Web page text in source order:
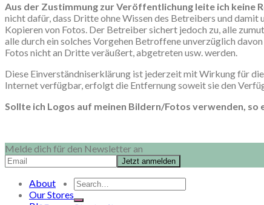
Aus der Zustimmung zur Veröffentlichung leite ich keine
nicht dafür, dass Dritte ohne Wissen des Betreibers und
Kopieren von Fotos. Der Betreiber sichert jedoch zu, alle
alle durch ein solches Vorgehen Betroffene unverzüglich
Fotos nicht an Dritte veräußert, abgetreten usw. werden.
Diese Einverständniserklärung ist jederzeit mit Wirkung für
Internet verfügbar, erfolgt die Entfernung soweit sie den
Sollte ich Logos auf meinen Bildern/Fotos verwenden,
Melde dich für den Newsletter an
About
Our Stores
Search
for: